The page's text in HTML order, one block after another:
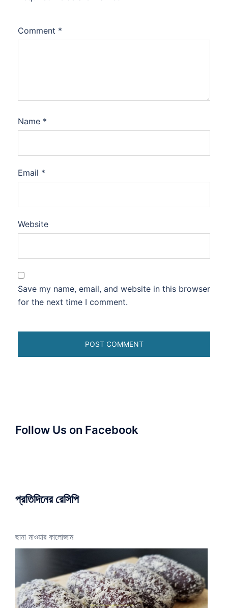
Comment *
Name *
Email *
Website
Save my name, email, and website in this browser
for the next time I comment.
Follow Us on Facebook
প্রতিদিনের রেসিপি
ছানা মাওয়ার কালোজাম